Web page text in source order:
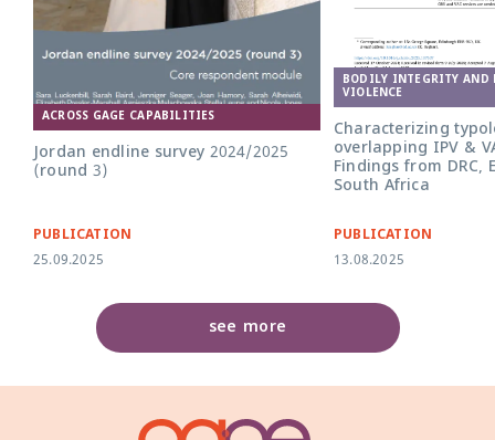
ACROSS GAGE CAPABILITIES
Jordan endline survey 2024/2025
(round 3)
PUBLICATION
25.09.2025
BODILY INTEGRITY AND
VIOLENCE
Characterizing
overlapping IPV &
Findings from DRC,
South Africa
PUBLICATION
13.08.2025
see more